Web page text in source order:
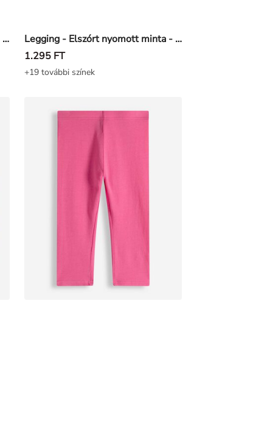
Legging - Elszórt nyomott minta - Világos rózsaszín
Legging - Elszórt nyomott minta - Sötétkék
1.295 FT
+19 további színek